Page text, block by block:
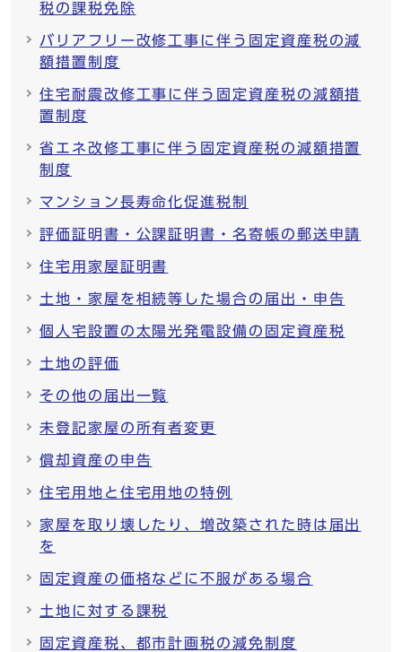
税の課税免除
バリアフリー改修工事に伴う固定資産税の減
額措置制度
住宅耐震改修工事に伴う固定資産税の減額措
置制度
省エネ改修工事に伴う固定資産税の減額措置
制度
マンション長寿命化促進税制
評価証明書・公課証明書・名寄帳の郵送申請
住宅用家屋証明書
土地・家屋を相続等した場合の届出・申告
個人宅設置の太陽光発電設備の固定資産税
土地の評価
その他の届出一覧
未登記家屋の所有者変更
償却資産の申告
住宅用地と住宅用地の特例
家屋を取り壊したり、増改築された時は届出
を
固定資産の価格などに不服がある場合
土地に対する課税
固定資産税、都市計画税の減免制度